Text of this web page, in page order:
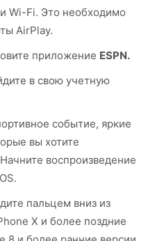
Wi-Fi. Это необходимо
AirPlay.
приложение ESPN.
в свою учетную
событие, яркие
вы хотите
воспроизведение
пальцем вниз из
X и более поздние